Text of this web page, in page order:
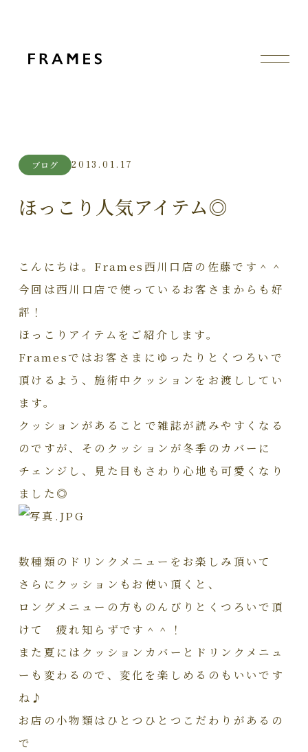
ブログ 2013.01.17
ほっこり人気アイテム◎
こんにちは。Frames西川口店の佐藤です＾＾
今回は西川口店で使っているお客さまからも好
評！
ほっこりアイテムをご紹介します。
Framesではお客さまにゆったりとくつろいで
頂けるよう、施術中クッションをお渡ししてい
ます。
クッションがあることで雑誌が読みやすくなる
のですが、そのクッションが冬季のカバーに
チェンジし、見た目もさわり心地も可愛くなり
ました◎
数種類のドリンクメニューをお楽しみ頂いて
さらにクッションもお使い頂くと、
ロングメニューの方ものんびりとくつろいで頂
けて 疲れ知らずです＾＾！
また夏にはクッションカバーとドリンクメニュ
ーも変わるので、変化を楽しめるのもいいです
ね♪
お店の小物類はひとつひとつこだわりがあるの
で